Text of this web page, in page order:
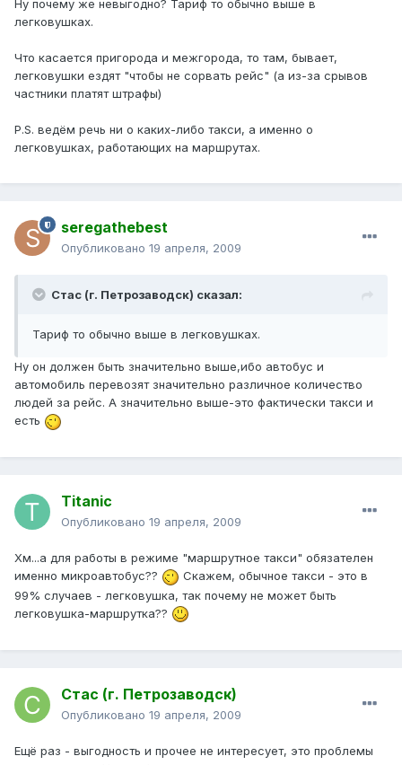
Ну почему же невыгодно? Тариф то обычно выше в
легковушках.
Что касается пригорода и межгорода, то там, бывает,
легковушки ездят "чтобы не сорвать рейс" (а из-за срывов
частники платят штрафы)
P.S. ведём речь ни о каких-либо такси, а именно о
легковушках, работающих на маршрутах.
seregathebest
Опубликовано 19 апреля, 2009
Стас (г. Петрозаводск) сказал:
Тариф то обычно выше в легковушках.
Ну он должен быть значительно выше,ибо автобус и
автомобиль перевозят значительно различное количество
людей за рейс. А значительно выше-это фактически такси и
есть
Titanic
Опубликовано 19 апреля, 2009
Хм...а для работы в режиме "маршрутное такси" обязателен
именно микроавтобус??
Скажем, обычное такси - это в
99% случаев - легковушка, так почему не может быть
легковушка-маршрутка??
Стас (г. Петрозаводск)
Опубликовано 19 апреля, 2009
Ещё раз - выгодность и прочее не интересует, это проблемы